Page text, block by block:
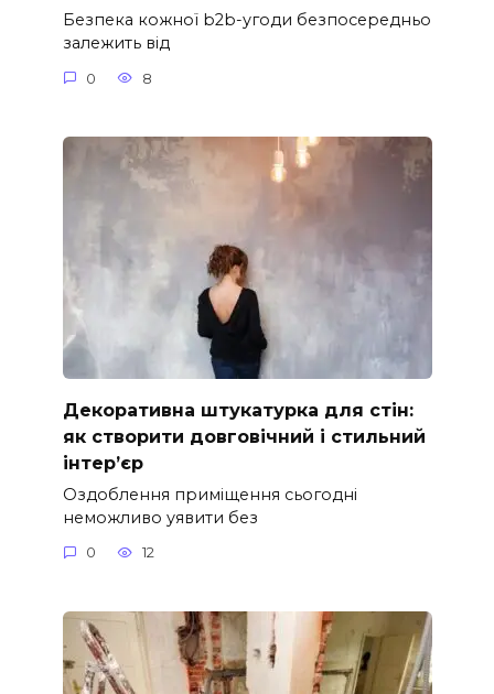
Безпека кожної b2b-угоди безпосередньо
залежить від
0 8
Декоративна штукатурка для стін:
як створити довговічний і стильний
інтер’єр
Оздоблення приміщення сьогодні
неможливо уявити без
0 12